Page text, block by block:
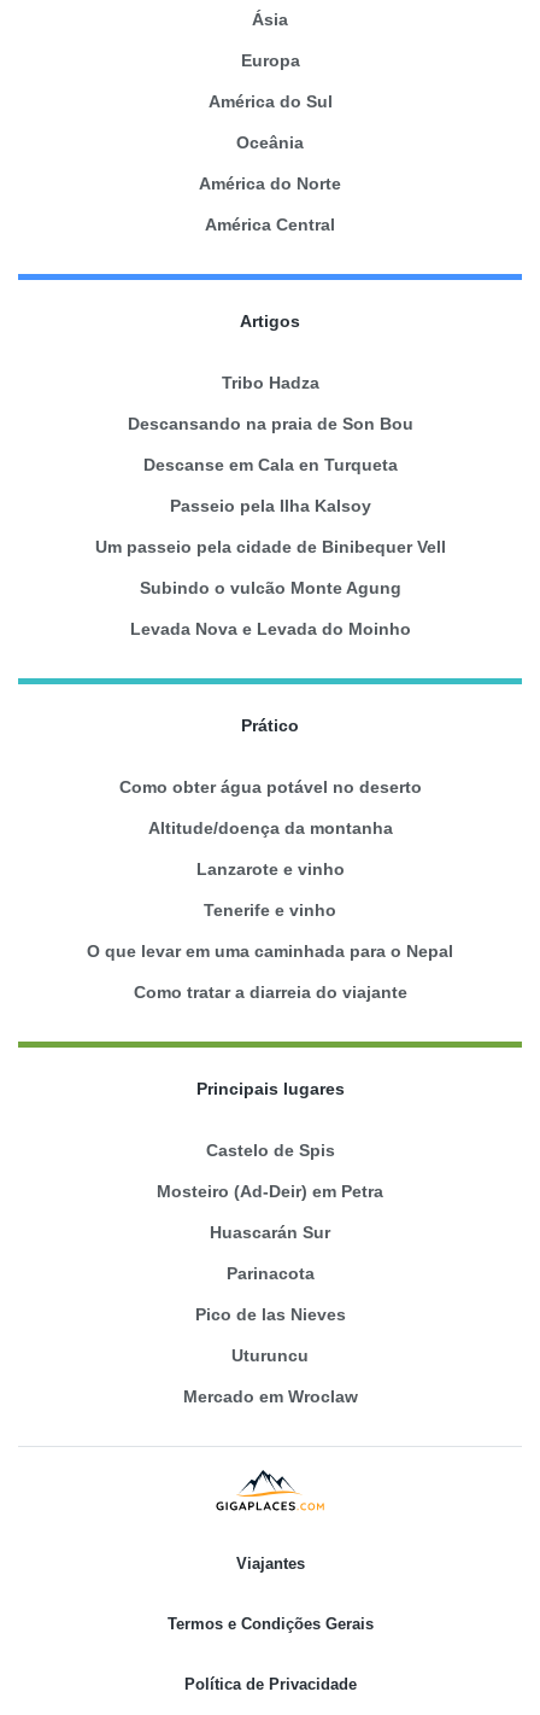
Ásia
Europa
América do Sul
Oceânia
América do Norte
América Central
Artigos
Tribo Hadza
Descansando na praia de Son Bou
Descanse em Cala en Turqueta
Passeio pela Ilha Kalsoy
Um passeio pela cidade de Binibequer Vell
Subindo o vulcão Monte Agung
Levada Nova e Levada do Moinho
Prático
Como obter água potável no deserto
Altitude/doença da montanha
Lanzarote e vinho
Tenerife e vinho
O que levar em uma caminhada para o Nepal
Como tratar a diarreia do viajante
Principais lugares
Castelo de Spis
Mosteiro (Ad-Deir) em Petra
Huascarán Sur
Parinacota
Pico de las Nieves
Uturuncu
Mercado em Wroclaw
Viajantes
Termos e Condições Gerais
Política de Privacidade